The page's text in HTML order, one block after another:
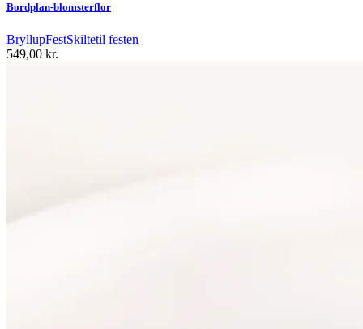
Bordplan-blomsterflor
BryllupFestSkiltetil festen
549,00 kr.